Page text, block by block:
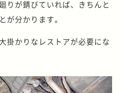
りが錆びていれば、きちんと
が分かります。
掛かりなレストアが必要にな